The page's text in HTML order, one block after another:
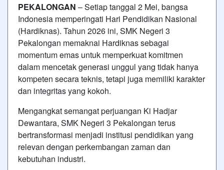
PEKALONGAN – Setiap tanggal 2 Mei, bangsa
Indonesia memperingati Hari Pendidikan Nasional
(Hardiknas). Tahun 2026 ini, SMK Negeri 3
Pekalongan memaknai Hardiknas sebagai
momentum emas untuk memperkuat komitmen
dalam mencetak generasi unggul yang tidak hanya
kompeten secara teknis, tetapi juga memiliki karakter
dan integritas yang kokoh.
Mengangkat semangat perjuangan Ki Hadjar
Dewantara, SMK Negeri 3 Pekalongan terus
bertransformasi menjadi institusi pendidikan yang
relevan dengan perkembangan zaman dan
kebutuhan industri.